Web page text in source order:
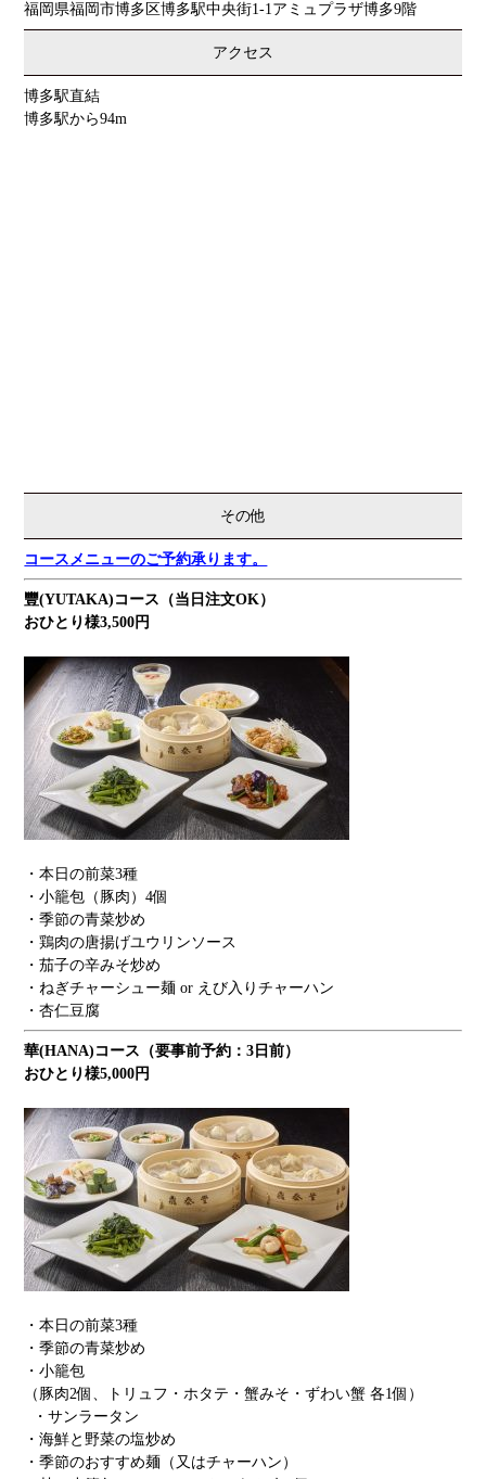
福岡県福岡市博多区博多駅中央街1-1アミュプラザ博多9階
アクセス
博多駅直結
博多駅から94m
その他
コースメニューのご予約承ります。
豐(YUTAKA)コース（当日注文OK）
おひとり様3,500円
・本日の前菜3種
・小籠包（豚肉）4個
・季節の青菜炒め
・鶏肉の唐揚げユウリンソース
・茄子の辛みそ炒め
・ねぎチャーシュー麺 or えび入りチャーハン
・杏仁豆腐
華(HANA)コース（要事前予約：3日前）
おひとり様5,000円
・本日の前菜3種
・季節の青菜炒め
・小籠包
（豚肉2個、トリュフ・ホタテ・蟹みそ・ずわい蟹 各1個）
・サンラータン
・海鮮と野菜の塩炒め
・季節のおすすめ麺（又はチャーハン）